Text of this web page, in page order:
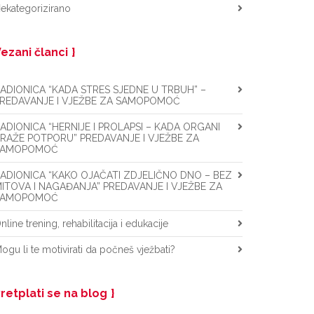
članci
“KADA STRES SJEDNE U TRBUH” –
I VJEŽBE ZA SAMOPOMOĆ
“HERNIJE I PROLAPSI – KADA ORGANI
POTPORU” PREDAVANJE I VJEŽBE ZA
“KAKO OJAČATI ZDJELIČNO DNO – BEZ
I NAGAĐANJA” PREDAVANJE I VJEŽBE ZA
trening, rehabilitacija i edukacije
li te motivirati da počneš vježbati?
se na blog